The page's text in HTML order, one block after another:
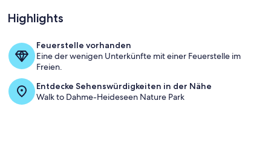
Highlights
Feuerstelle vorhanden
Eine der wenigen Unterkünfte mit einer Feuerstelle im
Freien.
Entdecke Sehenswürdigkeiten in der Nähe
Walk to Dahme-Heideseen Nature Park